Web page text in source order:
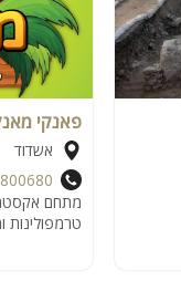
פאנקי
אשדוד
מתחם
טרמפולינות